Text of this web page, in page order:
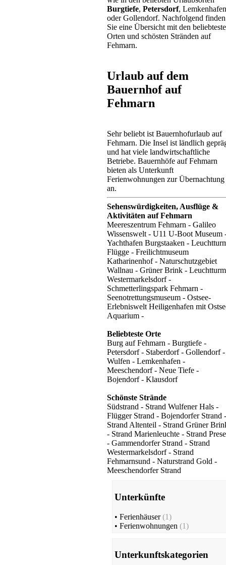
Burgtiefe, Petersdorf, Lemkenhafen
oder Gollendorf. Nachfolgend finden
Sie eine Übersicht mit den
Orten und schösten Stränden auf
Fehmarn.
Urlaub auf dem
Bauernhof auf
Fehmarn
Sehr beliebt ist Bauernhofurlaub auf
Fehmarn. Die Insel ist ländlich
und hat viele landwirtschaftliche
Betriebe. Bauernhöfe auf Fehmarn
bieten als Unterkunft
Ferienwohnungen zur Übernachtung
an.
Sehenswürdigkeiten, Ausflüge &
Aktivitäten auf Fehmarn
Meereszentrum Fehmarn - Galileo
Wissenswelt - U11 U-Boot Museum
Yachthafen Burgstaaken -
Flügge - Freilichtmuseum
Katharinenhof - Naturschutzgebiet
Wallnau - Grüner Brink - Leuchtturm
Westermarkelsdorf -
Schmetterlingspark Fehmarn -
Seenotrettungsmuseum - Ostsee-
Erlebniswelt Heiligenhafen mit
Aquarium -
Beliebteste Orte
Burg auf Fehmarn - Burgtiefe -
Petersdorf - Staberdorf - Gollendorf -
Wulfen - Lemkenhafen -
Meeschendorf - Neue Tiefe -
Bojendorf - Klausdorf
Schönste Strände
Südstrand - Strand Wulfener Hals -
Flügger Strand - Bojendorfer Strand -
Strand Altenteil - Strand Grüner
- Strand Marienleuchte - Strand
- Gammendorfer Strand - Strand
Westermarkelsdorf - Strand
Fehmarnsund - Naturstrand Gold -
Meeschendorfer Strand
Unterkünfte
• Ferienhäuser (1)
• Ferienwohnungen (1)
Unterkunftskategorien